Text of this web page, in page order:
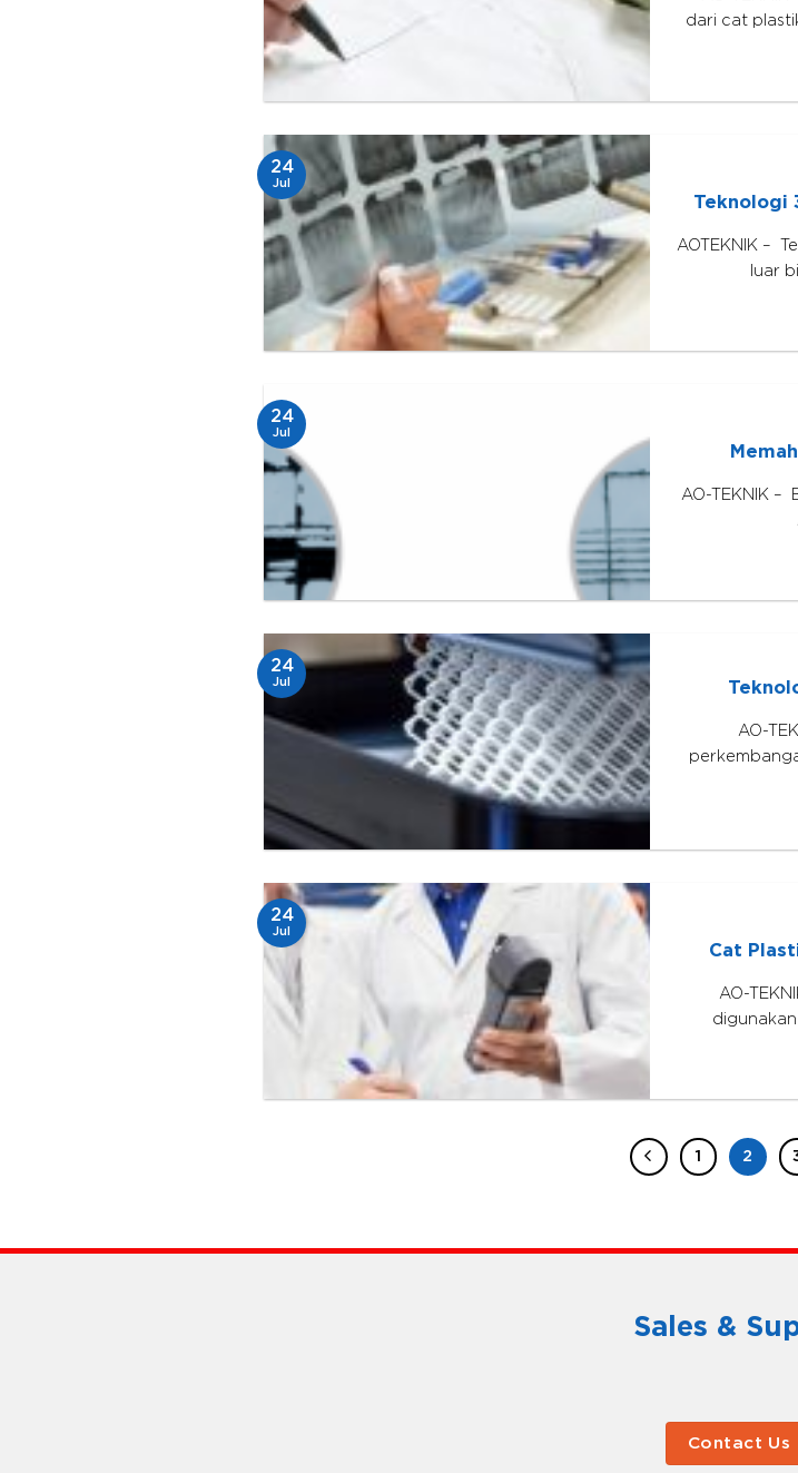
dari cat
Teknologi
AOTEKNIK –
luar
24
Jul
AO-TEKNIK –
24
Jul
AO-
24
Jul
Cat
AO-
24
Jul
1 2
Sales &
Contact Us